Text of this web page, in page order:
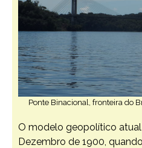
Ponte Binacional, fronteira do
O modelo geopolítico
Dezembro de 1900,